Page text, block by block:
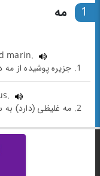
1 مه
marin.
1. جزیره پوشیده از مه دریا است.
2. مه غلیظی (دارد) به سمت ما می آید.